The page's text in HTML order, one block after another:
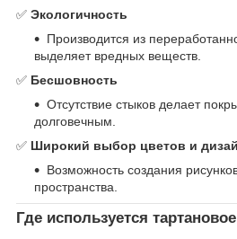
✅ Экологичность
Производится из
выделяет вредных веществ.
✅ Бесшовность
Отсутствие стыков делает
долговечным.
✅ Широкий выбор цветов и
Возможность создания
пространства.
Где используется